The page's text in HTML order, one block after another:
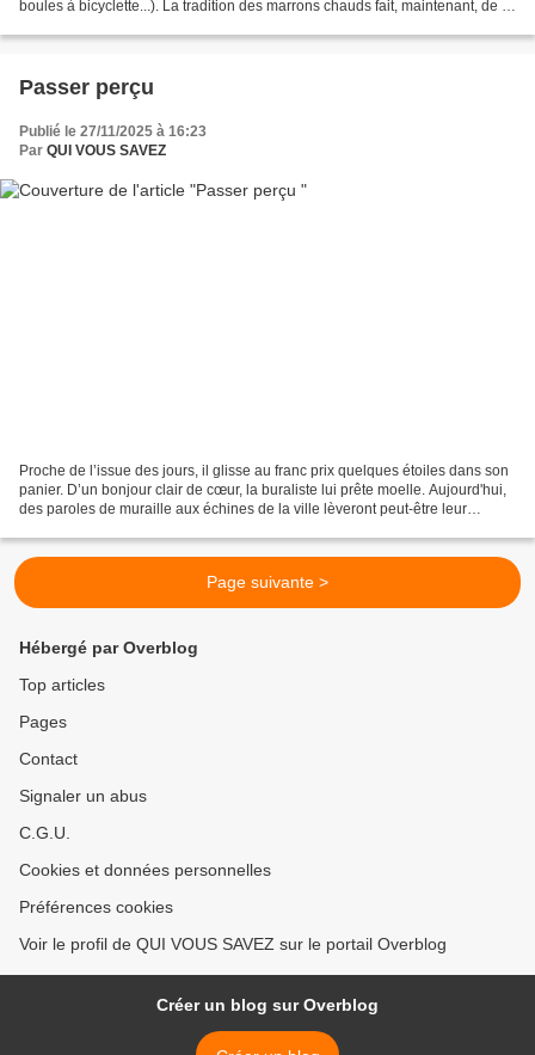
boules à bicyclette...). La tradition des marrons chauds fait, maintenant, de la
Passer perçu
Publié le 27/11/2025 à 16:23
Par QUI VOUS SAVEZ
Proche de l’issue des jours, il glisse au franc prix quelques étoiles dans son
panier. D’un bonjour clair de cœur, la buraliste lui prête moelle. Aujourd'hui,
des paroles de muraille aux échines de la ville lèveront peut-être leur
Page suivante >
Hébergé par Overblog
Top articles
Pages
Contact
Signaler un abus
C.G.U.
Cookies et données personnelles
Préférences cookies
Voir le profil de QUI VOUS SAVEZ sur le portail Overblog
Créer un blog sur Overblog